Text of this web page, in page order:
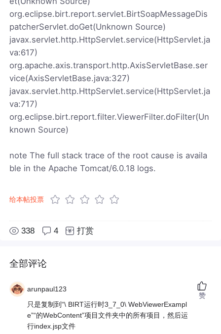
org.eclipse.birt.report.servlet.BirtSoapMessageDis
patcherServlet.doGet(Unknown Source)
javax.servlet.http.HttpServlet.service(HttpServlet.ja
va:617)
org.apache.axis.transport.http.AxisServletBase.ser
vice(AxisServletBase.java:327)
javax.servlet.http.HttpServlet.service(HttpServlet.ja
va:717)
org.eclipse.birt.report.filter.ViewerFilter.doFilter(Un
known Source)
note The full stack trace of the root cause is availa
ble in the Apache Tomcat/6.0.18 logs.
给本帖投票
338 4 打赏
全部评论
arunpaul123
只是复制到“\ BIRT运行时3_7_0\ WebViewerExampl
e”“的WebContent”项目文件夹中的所有项目，然后运
行index.jsp文件
赞